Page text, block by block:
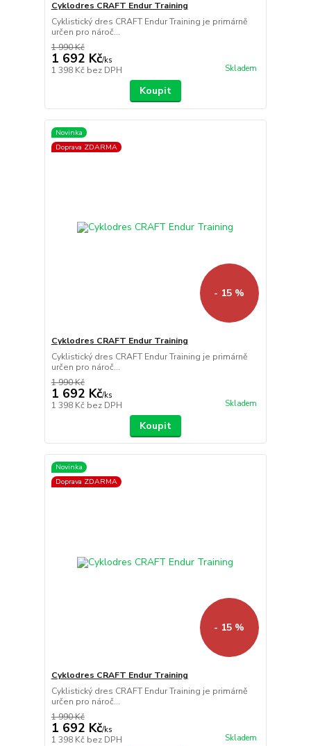
Cyklodres CRAFT Endur Training
Cyklistický dres CRAFT Endur Training je primárně
určen pro nároč...
1 990 Kč
1 692 Kč/ks
1 398 Kč bez DPH Skladem
Koupit
Novinka
Doprava ZDARMA
- 15 %
Cyklodres CRAFT Endur Training
Cyklistický dres CRAFT Endur Training je primárně
určen pro nároč...
1 990 Kč
1 692 Kč/ks
1 398 Kč bez DPH Skladem
Koupit
Novinka
Doprava ZDARMA
- 15 %
Cyklodres CRAFT Endur Training
Cyklistický dres CRAFT Endur Training je primárně
určen pro nároč...
1 990 Kč
1 692 Kč/ks
1 398 Kč bez DPH Skladem